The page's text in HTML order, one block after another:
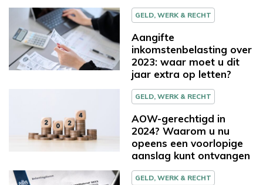
GELD, WERK & RECHT
Aangifte
inkomstenbelasting over
2023: waar moet u dit
jaar extra op letten?
GELD, WERK & RECHT
AOW-gerechtigd in
2024? Waarom u nu
opeens een voorlopige
aanslag kunt ontvangen
GELD, WERK & RECHT